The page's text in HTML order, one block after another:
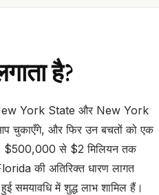
है?
New York State और New York
चुकाएँगे, और फिर उन बचतों को एक
$500,000 से $2 मिलियन तक
की अतिरिक्त धारण लागत
समयावधि में शुद्ध लाभ शामिल हैं।